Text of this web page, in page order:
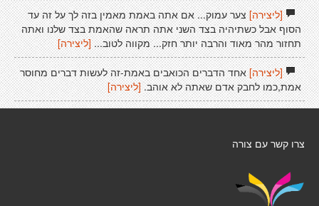
[ליצירה]צער עמוק... אם אתה באמת מאמין בזה לך על זה עד
הסוף אבל כשתיהיה בצד השני אתה תראה שהאמת בצד שלנו ואתה
תחזור מהר מאוד והרבה יותר חזק... מקווה לטוב... [ליצירה]
[ליצירה]אחד הדברים הכואבים באמת-זה לעשות דברים מחוסר
אמת,כמו לחבק אדם שאתה לא אוהב. [ליצירה]
צרו קשר עם צורה